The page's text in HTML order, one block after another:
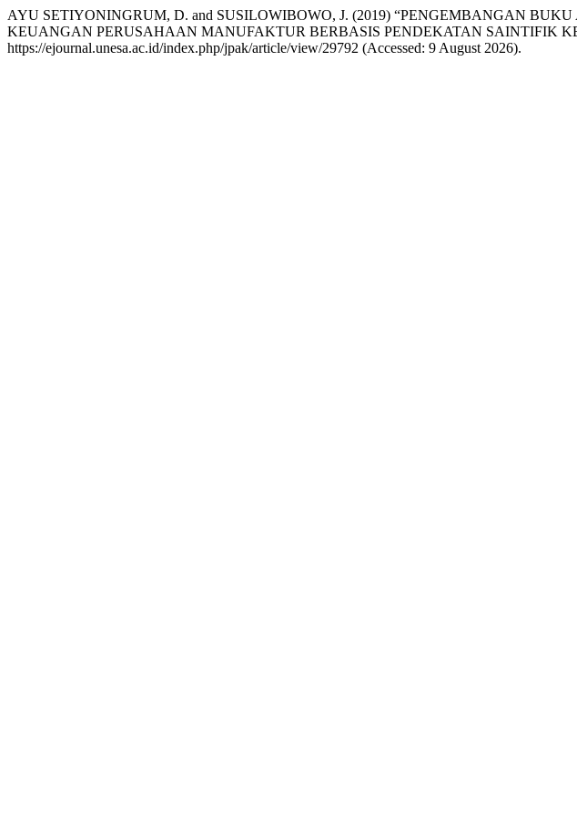
AYU SETIYONINGRUM, D. and SUSILOWIBOWO, J. (2019) “PENGEMBANGAN
KEUANGAN PERUSAHAAN MANUFAKTUR BERBASIS PENDEKATAN SAINTIFIK
https://ejournal.unesa.ac.id/index.php/jpak/article/view/29792 (Accessed: 9 August 2026).